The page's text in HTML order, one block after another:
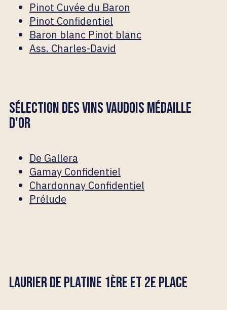
Pinot Cuvée du Baron
Pinot Confidentiel
Baron blanc Pinot blanc
Ass. Charles-David
SÉLECTION DES VINS VAUDOIS MÉDAILLE
D'OR
De Gallera
Gamay Confidentiel
Chardonnay Confidentiel
Prélude
LAURIER DE PLATINE 1ÈRE ET 2E PLACE